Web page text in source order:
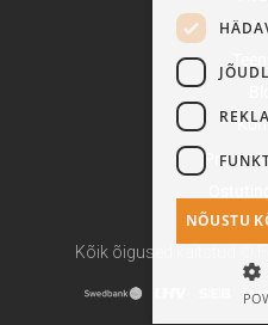
Kõik õigused kaitstud ©
NÕUSTU